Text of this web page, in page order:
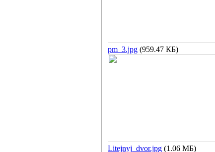
pm_3.jpg (959.47 КБ)
Litejnyj_dvor.jpg (1.06 МБ)